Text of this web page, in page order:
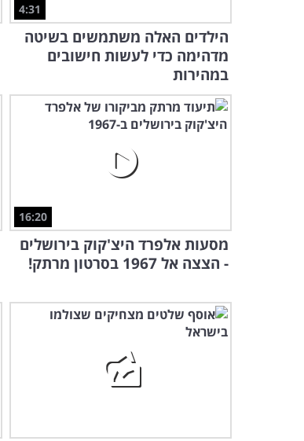
4:31
הילדים האלה משתמשים בשיטה
מדהימה כדי לעשות חישובים
במהירות
16:20
מסעות אלפרד היצ'קוק בירושלים
- הצצה אל 1967 בסרטון מרתק!